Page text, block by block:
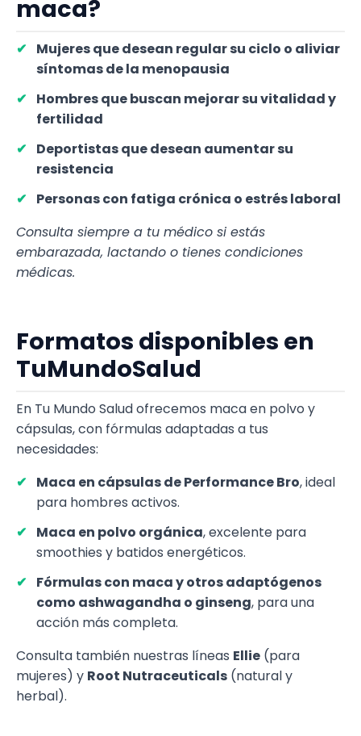
maca?
Mujeres que desean regular su ciclo o aliviar
síntomas de la menopausia
Hombres que buscan mejorar su vitalidad y
fertilidad
Deportistas que desean aumentar su
resistencia
Personas con fatiga crónica o estrés laboral
Consulta siempre a tu médico si estás
embarazada, lactando o tienes condiciones
médicas.
Formatos disponibles en
TuMundoSalud
En Tu Mundo Salud ofrecemos maca en polvo y
cápsulas, con fórmulas adaptadas a tus
necesidades:
Maca en cápsulas de Performance Bro, ideal
para hombres activos.
Maca en polvo orgánica, excelente para
smoothies y batidos energéticos.
Fórmulas con maca y otros adaptógenos
como ashwagandha o ginseng, para una
acción más completa.
Consulta también nuestras líneas Ellie (para
mujeres) y Root Nutraceuticals (natural y
herbal).